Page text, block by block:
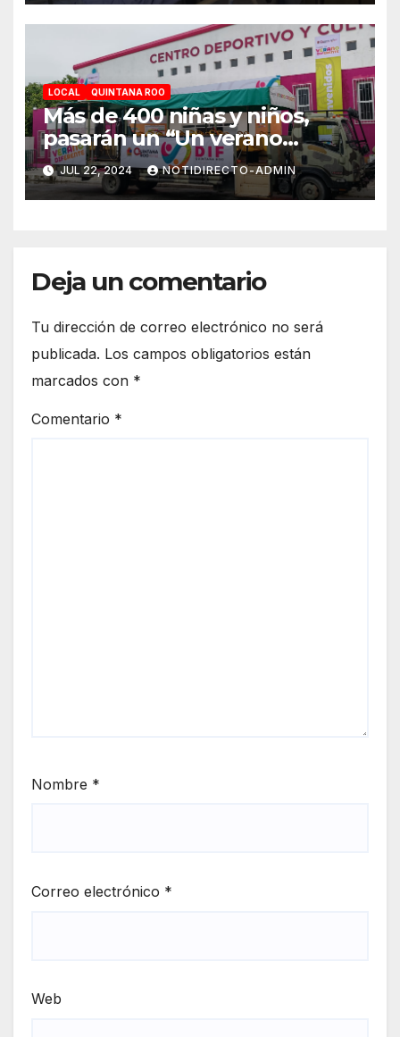
LOCAL QUINTANA ROO
Más de 400 niñas y niños,
pasarán un “Un verano
DIFerente” en Chetumal:
Mara Lezama
JUL 22, 2024 NOTIDIRECTO-ADMIN
Deja un comentario
Tu dirección de correo electrónico no será
publicada. Los campos obligatorios están
marcados con *
Comentario *
Nombre *
Correo electrónico *
Web